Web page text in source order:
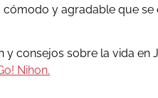
cómodo y agradable que se
y consejos sobre la vida en
Nihon.